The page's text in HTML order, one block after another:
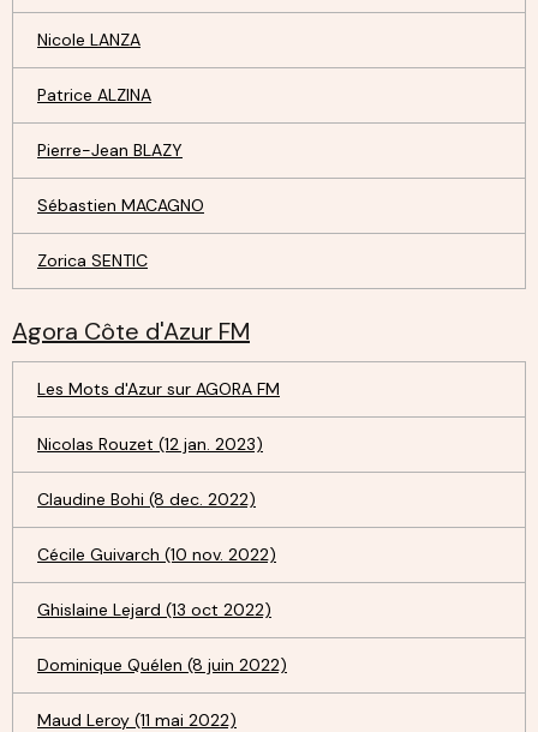
Nicole LANZA
Patrice ALZINA
Pierre-Jean BLAZY
Sébastien MACAGNO
Zorica SENTIC
Agora Côte d'Azur FM
Les Mots d'Azur sur AGORA FM
Nicolas Rouzet (12 jan. 2023)
Claudine Bohi (8 dec. 2022)
Cécile Guivarch (10 nov. 2022)
Ghislaine Lejard (13 oct 2022)
Dominique Quélen (8 juin 2022)
Maud Leroy (11 mai 2022)